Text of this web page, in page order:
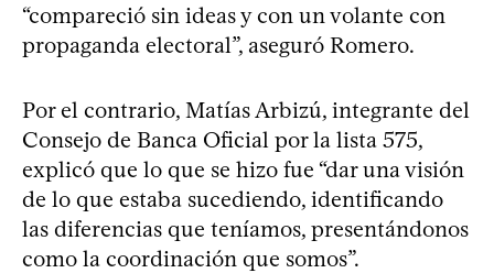
“compareció sin ideas y con un volante con
propaganda electoral”, aseguró Romero.
Por el contrario, Matías Arbizú, integrante del
Consejo de Banca Oficial por la lista 575,
explicó que lo que se hizo fue “dar una visión
de lo que estaba sucediendo, identificando
las diferencias que teníamos, presentándonos
como la coordinación que somos”.